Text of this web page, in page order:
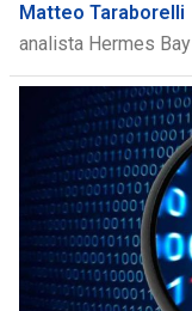
Matteo Taraborelli
analista Hermes Bay